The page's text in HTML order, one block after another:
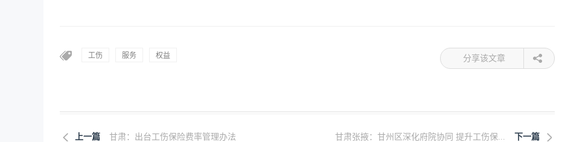
工伤 服务 权益 分享该文章
上一篇 甘肃：出台工伤保险费率管理办法 下一篇
甘肃张掖：甘州区深化府院协同 提升工伤保...